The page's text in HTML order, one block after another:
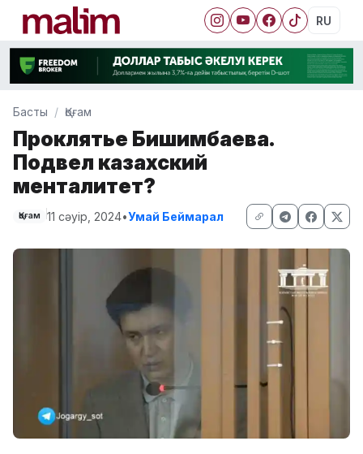
RU
Басты Қоғам
Проклятье Бишимбаева.
Подвел казахский
менталитет?
Қоғам 11 сәуір, 2024•Умай Беймарал